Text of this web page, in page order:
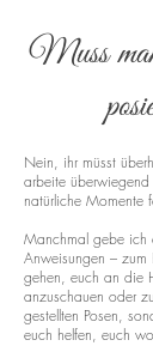
Muss
Nein, ihr müsst
arbeite
natürliche Momente
Manchmal gebe ich
Anweisungen – zum
gehen, euch an die
anzuschauen oder
gestellten Posen,
euch helfen, euch